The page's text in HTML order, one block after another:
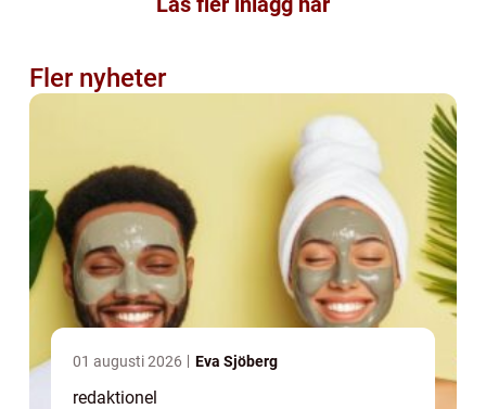
Fler nyheter
01 augusti 2026 Eva Sjöberg
redaktionel